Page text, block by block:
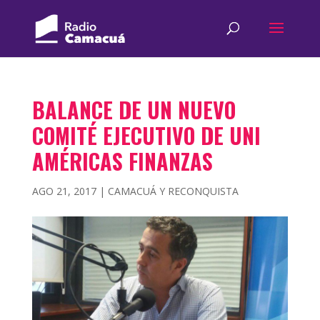
BALANCE DE UN NUEVO
COMITÉ EJECUTIVO DE UNI
AMÉRICAS FINANZAS
AGO 21, 2017| CAMACUÁ Y RECONQUISTA